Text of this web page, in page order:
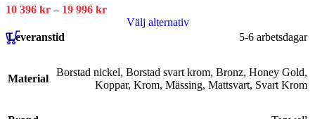
10 396 kr – 19 996 kr
Välj alternativ
Leveranstid
5-6 arbetsdagar
Material
Borstad nickel, Borstad svart krom, Bronz, Honey Gold,
Koppar, Krom, Mässing, Mattsvart, Svart Krom